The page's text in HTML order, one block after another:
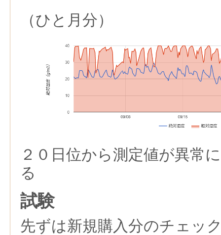
（ひと月分）
２０日位から測定値が異常
る
試験
先ずは新規購入分のチェッ